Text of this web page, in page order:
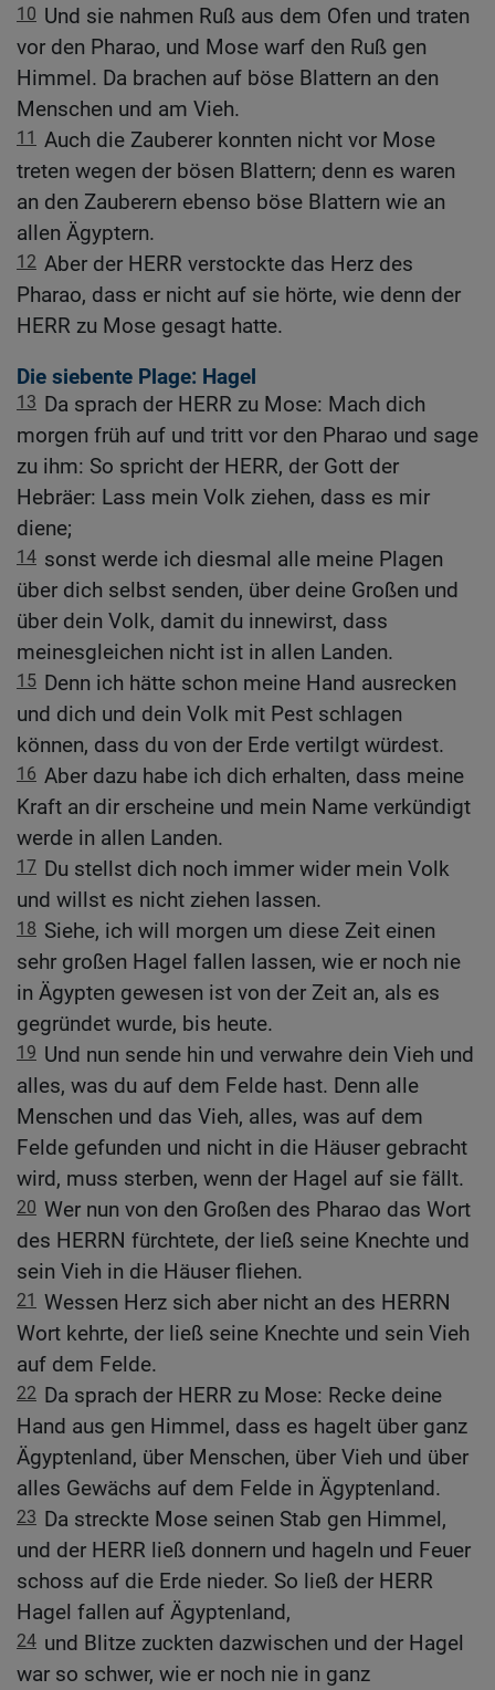
10 Und sie nahmen Ruß aus dem Ofen und traten
vor den Pharao, und Mose warf den Ruß gen
Himmel. Da brachen auf böse Blattern an den
Menschen und am Vieh.
11 Auch die Zauberer konnten nicht vor Mose
treten wegen der bösen Blattern; denn es waren
an den Zauberern ebenso böse Blattern wie an
allen Ägyptern.
12 Aber der HERR verstockte das Herz des
Pharao, dass er nicht auf sie hörte, wie denn der
HERR zu Mose gesagt hatte.
Die siebente Plage: Hagel
13 Da sprach der HERR zu Mose: Mach dich
morgen früh auf und tritt vor den Pharao und sage
zu ihm: So spricht der HERR, der Gott der
Hebräer: Lass mein Volk ziehen, dass es mir
diene;
14 sonst werde ich diesmal alle meine Plagen
über dich selbst senden, über deine Großen und
über dein Volk, damit du innewirst, dass
meinesgleichen nicht ist in allen Landen.
15 Denn ich hätte schon meine Hand ausrecken
und dich und dein Volk mit Pest schlagen
können, dass du von der Erde vertilgt würdest.
16 Aber dazu habe ich dich erhalten, dass meine
Kraft an dir erscheine und mein Name verkündigt
werde in allen Landen.
17 Du stellst dich noch immer wider mein Volk
und willst es nicht ziehen lassen.
18 Siehe, ich will morgen um diese Zeit einen
sehr großen Hagel fallen lassen, wie er noch nie
in Ägypten gewesen ist von der Zeit an, als es
gegründet wurde, bis heute.
19 Und nun sende hin und verwahre dein Vieh und
alles, was du auf dem Felde hast. Denn alle
Menschen und das Vieh, alles, was auf dem
Felde gefunden und nicht in die Häuser gebracht
wird, muss sterben, wenn der Hagel auf sie fällt.
20 Wer nun von den Großen des Pharao das Wort
des HERRN fürchtete, der ließ seine Knechte und
sein Vieh in die Häuser fliehen.
21 Wessen Herz sich aber nicht an des HERRN
Wort kehrte, der ließ seine Knechte und sein Vieh
auf dem Felde.
22 Da sprach der HERR zu Mose: Recke deine
Hand aus gen Himmel, dass es hagelt über ganz
Ägyptenland, über Menschen, über Vieh und über
alles Gewächs auf dem Felde in Ägyptenland.
23 Da streckte Mose seinen Stab gen Himmel,
und der HERR ließ donnern und hageln und Feuer
schoss auf die Erde nieder. So ließ der HERR
Hagel fallen auf Ägyptenland,
24 und Blitze zuckten dazwischen und der Hagel
war so schwer, wie er noch nie in ganz